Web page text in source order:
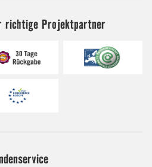
richtige Projektpartner